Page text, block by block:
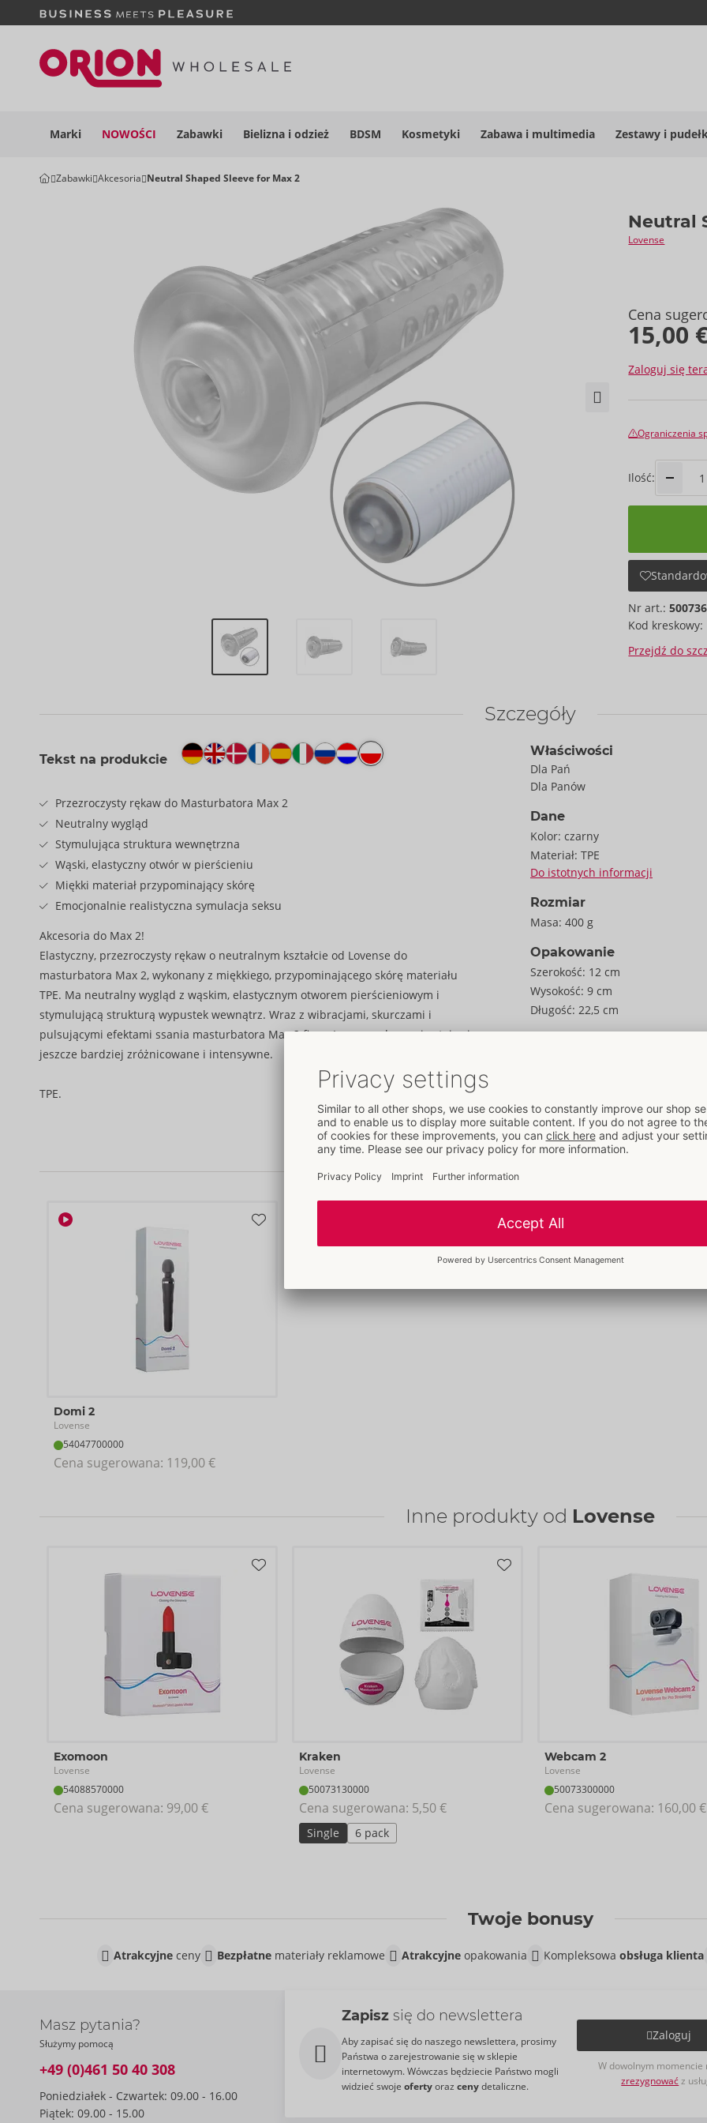
Marki NOWOŚCI Zabawki Bielizna i odzież BDSM Kosmetyki Zabawa i multimedia Zestawy i
Zabawki Akcesoria Neutral Shaped Sleeve for Max 2
Neutral
Lovense
Cena
15,00
Zaloguj się
Ograniczenia
Ilość:
Nr art.:
Kod kreskowy:
Przejdź do
Szczegóły
Tekst na produkcie
Przezroczysty rękaw do Masturbatora Max 2
Neutralny wygląd
Stymulująca struktura wewnętrzna
Wąski, elastyczny otwór w pierścieniu
Miękki materiał przypominający skórę
Emocjonalnie realistyczna symulacja seksu
Akcesoria do Max 2!
Elastyczny, przezroczysty rękaw o neutralnym kształcie od Lovense do
masturbatora Max 2, wykonany z miękkiego, przypominającego skórę materiału
TPE. Ma neutralny wygląd z wąskim, elastycznym otworem pierścieniowym i
stymulującą strukturą wypustek wewnątrz. Wraz z wibracjami, skurczami i
pulsującymi efektami ssania masturbatora Max 2 firmy Lovense, doznania stają się
jeszcze bardziej zróżnicowane i intensywne.
TPE.
Właściwości
Dla Pań
Dla Panów
Dane
Kolor: czarny
Materiał: TPE
Do istotnych informacji
Rozmiar
Masa: 400 g
Opakowanie
Szerokość: 12 cm
Wysokość: 9 cm
Długość: 22,5 cm
Numer taryfy celnej: 90330090
Kraj pochodzenia: CN
Czytaj dalej
Produkty polecane do tego artykułu
Domi 2
Lovense
54047700000
Cena sugerowana: 119,00 €
Inne produkty od Lovense
Exomoon
Lovense
54088570000
Cena sugerowana: 99,00 €
Kraken
Lovense
50073130000
Cena sugerowana: 5,50 €
Single 6 pack
Webcam 2
Lovense
50073300000
Cena sugerowana: 160,00 €
Twoje bonusy
Atrakcyjneceny Bezpłatnemateriały reklamowe Atrakcyjneopakowania Kompleksowa obsługa klienta
Masz pytania?
Służymy pomocą
+49 (0)461 50 40 308
Poniedziałek - Czwartek: 09.00 - 16.00
Piątek: 09.00 - 15.00
Zapisz się do newslettera
Aby zapisać się do naszego newslettera, prosimy
Państwa o zarejestrowanie się w sklepie
internetowym. Wówczas będziecie Państwo mogli
widzieć swoje ofertyoraz cenydetaliczne.
Zaloguj
W dowolnym momencie
zrezygnowaćz